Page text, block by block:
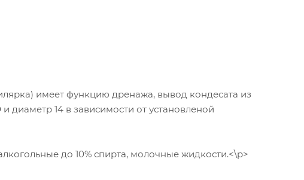
имеет функцию дренажа, вывод кондесата из
диаметр 14 в зависимости от установленой
до 10% спирта, молочные жидкости.<\p>